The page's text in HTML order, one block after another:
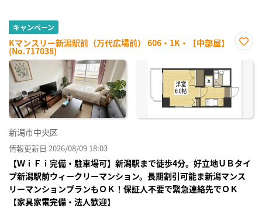
キャンペーン
Kマンスリー新潟駅前（万代広場前） 606・1K・【中部屋】
(No.717038)
に入
新潟市中央区
情報更新日 2026/08/09 18:03
【ＷｉＦｉ完備・駐車場可】新潟駅まで徒歩4分。好立地ＵＢタイ
プ新潟駅前ウィークリーマンション。長期割引可能ま新潟マンス
リーマンションプランもＯＫ！保証人不要で緊急連絡先でＯＫ
【家具家電完備・法人歓迎】